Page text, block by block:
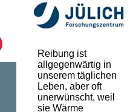
Reibung ist
allgegenwärtig in
unserem täglichen
Leben, aber oft
unerwünscht, weil
sie Wärme